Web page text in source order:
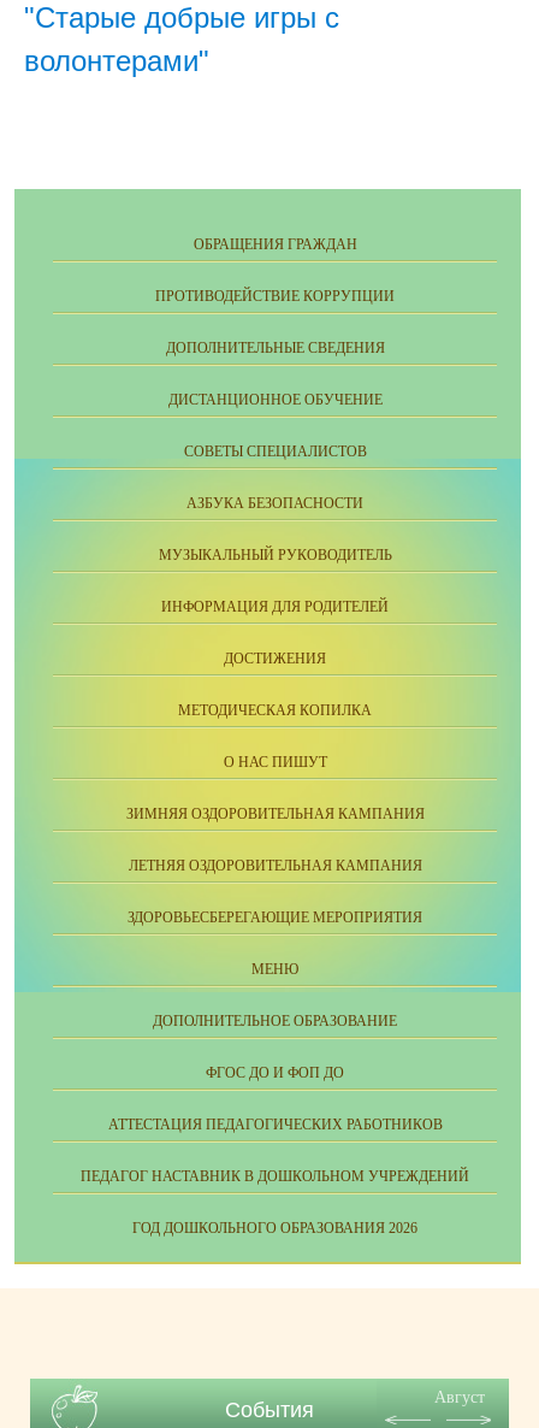
"Старые добрые игры с
волонтерами"
ОБРАЩЕНИЯ ГРАЖДАН
ПРОТИВОДЕЙСТВИЕ КОРРУПЦИИ
ДОПОЛНИТЕЛЬНЫЕ СВЕДЕНИЯ
ДИСТАНЦИОННОЕ ОБУЧЕНИЕ
СОВЕТЫ СПЕЦИАЛИСТОВ
АЗБУКА БЕЗОПАСНОСТИ
МУЗЫКАЛЬНЫЙ РУКОВОДИТЕЛЬ
ИНФОРМАЦИЯ ДЛЯ РОДИТЕЛЕЙ
ДОСТИЖЕНИЯ
МЕТОДИЧЕСКАЯ КОПИЛКА
О НАС ПИШУТ
ЗИМНЯЯ ОЗДОРОВИТЕЛЬНАЯ КАМПАНИЯ
ЛЕТНЯЯ ОЗДОРОВИТЕЛЬНАЯ КАМПАНИЯ
ЗДОРОВЬЕСБЕРЕГАЮЩИЕ МЕРОПРИЯТИЯ
МЕНЮ
ДОПОЛНИТЕЛЬНОЕ ОБРАЗОВАНИЕ
ФГОС ДО И ФОП ДО
АТТЕСТАЦИЯ ПЕДАГОГИЧЕСКИХ РАБОТНИКОВ
ПЕДАГОГ НАСТАВНИК В ДОШКОЛЬНОМ УЧРЕЖДЕНИЙ
ГОД ДОШКОЛЬНОГО ОБРАЗОВАНИЯ 2026
События
Август